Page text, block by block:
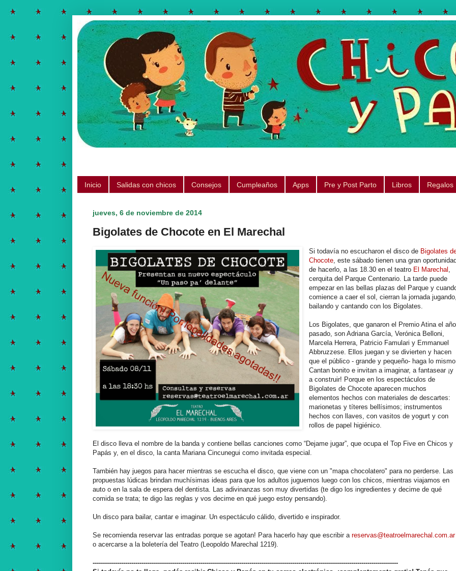
Inicio Salidas con chicos Consejos Cumpleaños Apps Pre y Post Parto Libros Regalos
jueves, 6 de noviembre de 2014
Bigolates de Chocote en El Marechal
Si todavía no escucharon el disco de Bigolates
Chocote , este sábado tienen una gran
de hacerlo, a las 18.30 en el teatro El Marechal
cerquita del Parque Centenario. La tarde puede
empezar en las bellas plazas del Parque y
comience a caer el sol, cierran la jornada
bailando y cantando con los Bigolates.
Los Bigolates, que ganaron el Premio Atina el año
pasado, son Adriana García, Verónica Belloni,
Marcela Herrera, Patricio Famulari y Emmanuel
Abbruzzese. Ellos juegan y se divierten y hacen
que el público - grande y pequeño- haga lo
Cantan bonito e invitan a imaginar, a fantasear ¡y
a construir! Porque en los espectáculos de
Bigolates de Chocote aparecen muchos
elementos hechos con materiales de descartes:
marionetas y títeres bellísimos; instrumentos
hechos con llaves, con vasitos de yogurt y con
rollos de papel higiénico.
El disco lleva el nombre de la banda y contiene bellas canciones como “Dejame jugar”, que ocupa el Top Five en Chicos y
Papás y, en el disco, la canta Mariana Cincunegui como invitada especial.
También hay juegos para hacer mientras se escucha el disco, que viene con un "mapa chocolatero" para no perderse. Las
propuestas lúdicas brindan muchísimas ideas para que los adultos juguemos luego con los chicos, mientras viajamos en
auto o en la sala de espera del dentista. Las adivinanzas son muy divertidas (te digo los ingredientes y decime de qué
comida se trata; te digo las reglas y vos decime en qué juego estoy pensando).
Un disco para bailar, cantar e imaginar. Un espectáculo cálido, divertido e inspirador.
Se recomienda reservar las entradas porque se agotan! Para hacerlo hay que escribir a reservas@teatroelmarechal.com.ar
o acercarse a la boletería del Teatro (Leopoldo Marechal 1219).
------------------------------------------------------------------------------------------------------------------------------------------------------